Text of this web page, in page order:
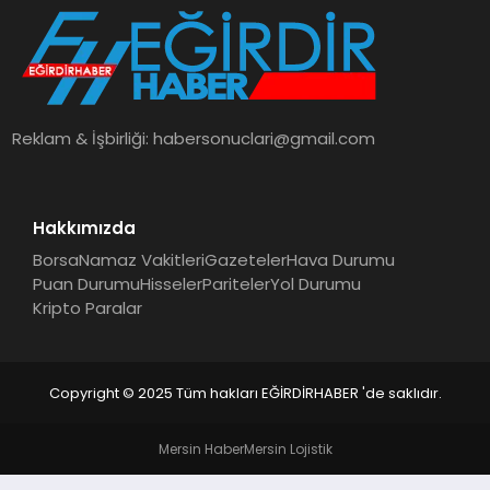
SPOR
TEKNOLOJI
Reklam & İşbirliği:habersonuclari@gmail.com
Hakkımızda
BorsaNamaz VakitleriGazetelerHava Durumu
Puan DurumuHisselerParitelerYol Durumu
Kripto Paralar
Copyright © 2025 Tüm hakları EĞİRDİRHABER 'de saklıdır.
Mersin HaberMersin Lojistik